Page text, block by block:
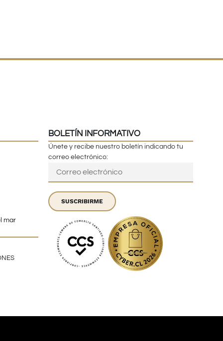
mar
BOLETÍN INFORMATIVO
Únete y recibe nuestro boletín indicando tu
correo electrónico:
SUSCRIBIRME